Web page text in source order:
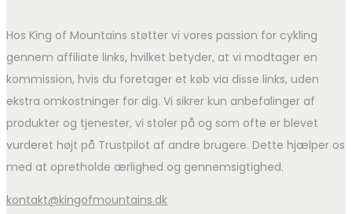
Hos King of Mountains støtter vi vores passion for cykling
gennem affiliate links, hvilket betyder, at vi modtager en
kommission, hvis du foretager et køb via disse links, uden
ekstra omkostninger for dig. Vi sikrer kun anbefalinger af
produkter og tjenester, vi stoler på og som ofte er blevet
vurderet højt på Trustpilot af andre brugere. Dette hjælper os
med at opretholde ærlighed og gennemsigtighed.
kontakt@kingofmountains.dk